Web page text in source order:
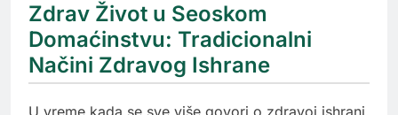
Zdrav Život u Seoskom
Domaćinstvu: Tradicionalni
Načini Zdravog Ishrane